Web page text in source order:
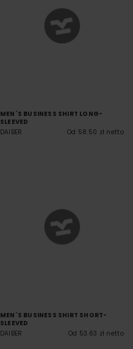
MEN´S BUSINESS SHIRT LONG-
SLEEVED
DAIBER
Od 58.50 zł netto
MEN´S BUSINESS SHIRT SHORT-
SLEEVED
DAIBER
Od 53.63 zł netto